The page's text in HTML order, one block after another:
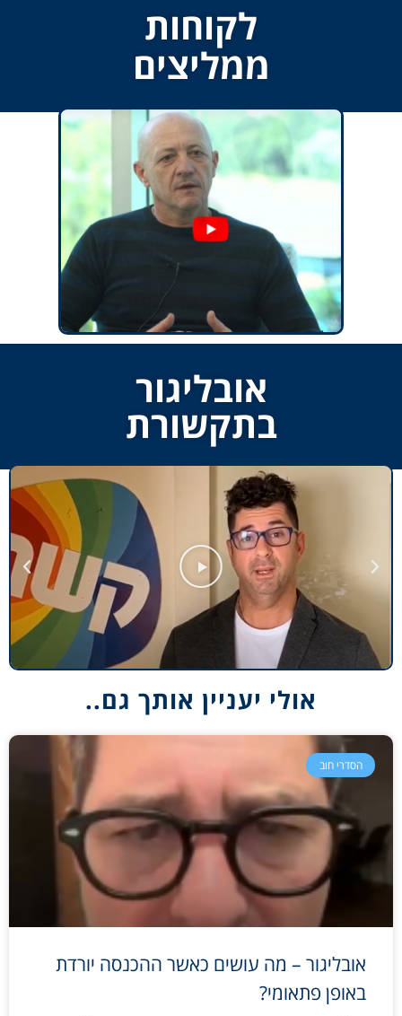
לקוחות
ממליצים
אובליגור
בתקשורת
אולי יעניין אותך גם..
הסדרי חוב
אובליגור – מה עושים כאשר ההכנסה יורדת
באופן פתאומי?